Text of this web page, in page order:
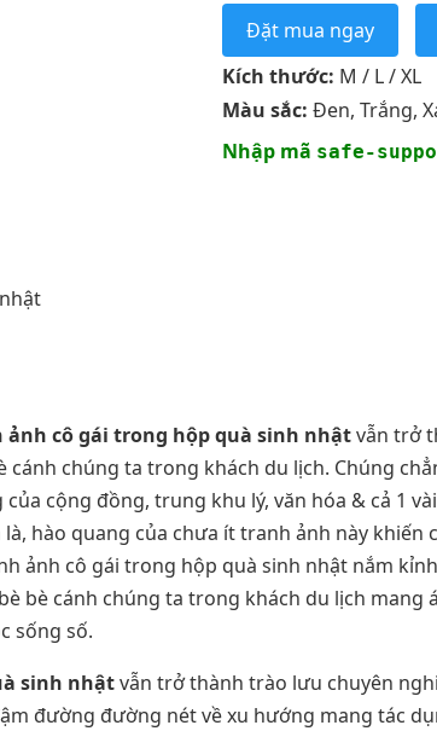
Đặt mua ngay
Kích thước: M / L / XL
Màu sắc: Đen, Trắng,
Nhập mã safe-
ảnh cô gái trong hộp quà sinh nhậtvẫn trở
chúng ta trong khách du lịch. Chúng
cộng đồng, trung khu lý, văn hóa & cả 1
hào quang của chưa ít tranh ảnh này
ảnh cô gái trong hộp quà sinh nhật nắm
bè cánh chúng ta trong khách du lịch
sống số.
sinh nhậtvẫn trở thành trào lưu chuyên
đường đường nét về xu hướng mang tác